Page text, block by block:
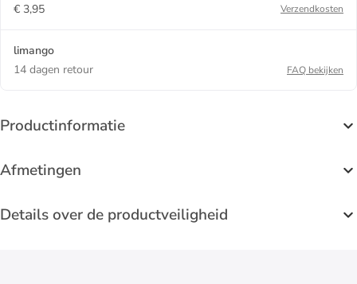
€ 3,95
Verzendkosten
limango
14 dagen retour
FAQ bekijken
Productinformatie
Afmetingen
Details over de productveiligheid